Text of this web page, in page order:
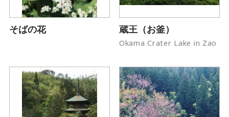
そばの花 蔵王（お釜）
Okama Crater Lake in Zao